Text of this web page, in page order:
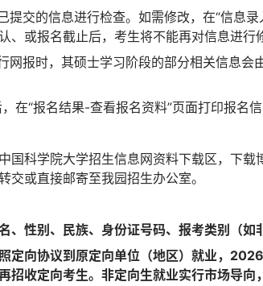
提交的信息进行检查。如需修改，在“信息
、或报名截止后，考生将不能再对信息进行
网报时，其硕士学习阶段的部分相关信息
在“报名结果-查看报名资料”页面打印报名信
国科学院大学招生信息网资料下载区，下
交或直接邮寄至我园招生办公室。
、性别、民族、身份证号码、报考类别（
照定向协议到原定向单位（地区）就业，
招收定向考生。非定向生就业实行市场导向